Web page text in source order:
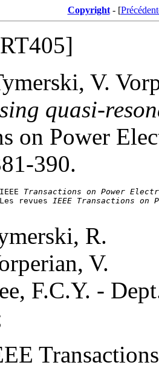
Copyright- [
V.
quasi-
on Power
390.
Transactions on Power
revues
IEEE Transactions on
R.
V.
F.C.Y. -